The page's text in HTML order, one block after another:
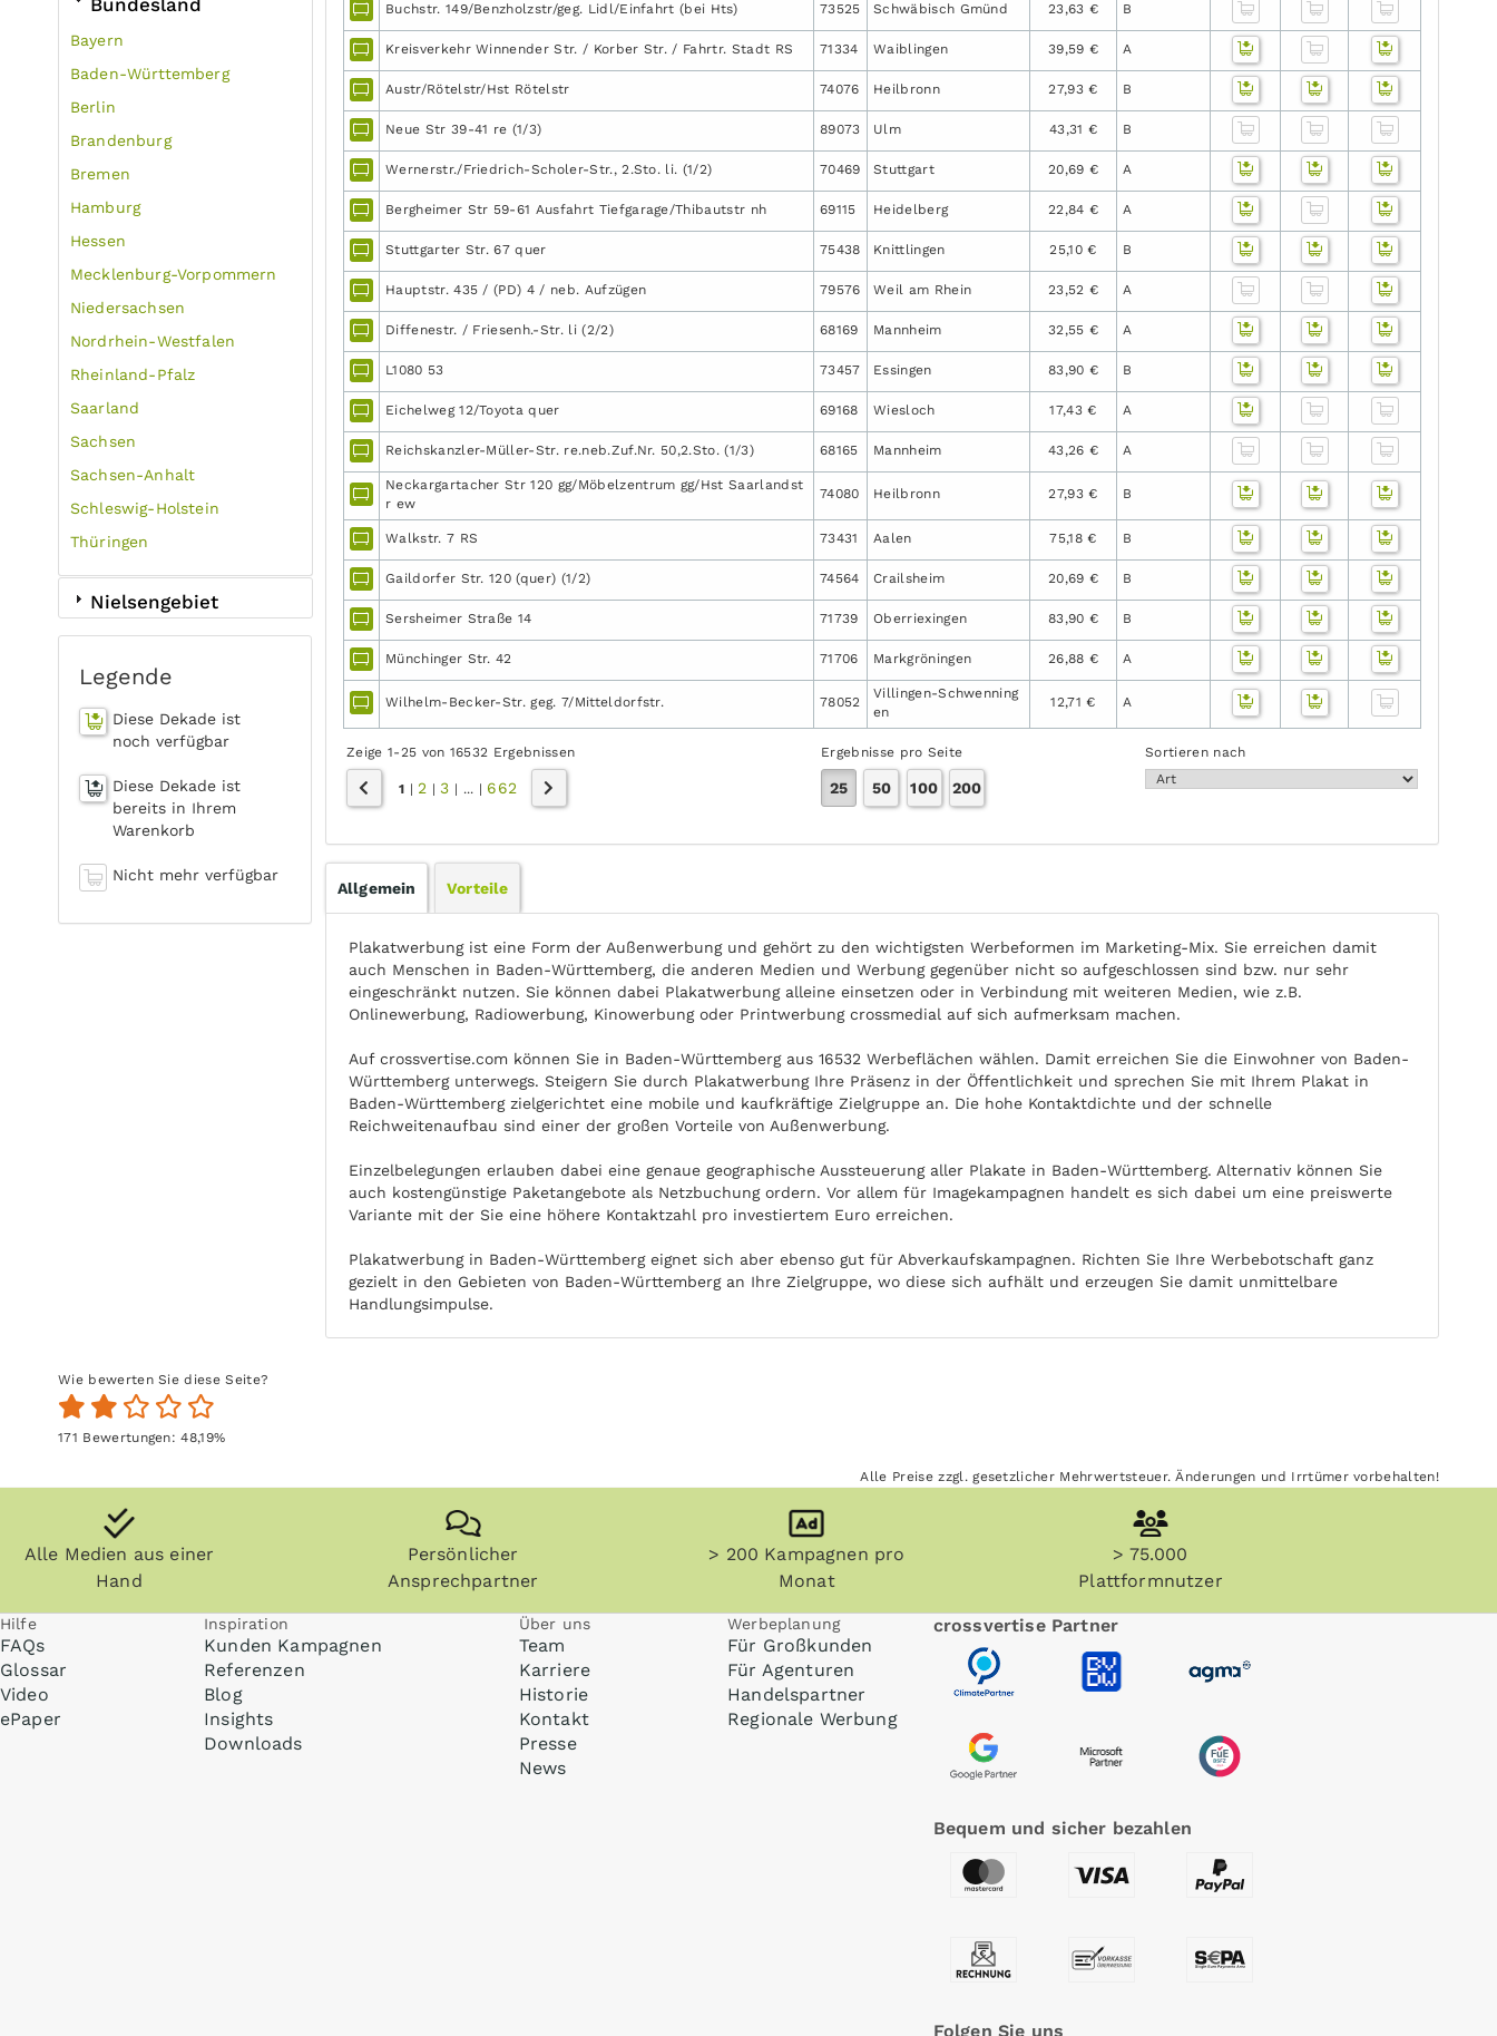
Bundesland
Bayern
Baden-Württemberg
Berlin
Brandenburg
Bremen
Hamburg
Hessen
Mecklenburg-Vorpommern
Niedersachsen
Nordrhein-Westfalen
Rheinland-Pfalz
Saarland
Sachsen
Sachsen-Anhalt
Schleswig-Holstein
Thüringen
Nielsengebiet
Legende
Diese Dekade ist
noch verfügbar
Diese Dekade ist
bereits in Ihrem
Warenkorb
Nicht mehr verfügbar
Buchstr. 149/Benzholzstr/geg. Lidl/Einfahrt (bei Hts) 73525 Schwäbisch Gmünd 23,63 € B
Kreisverkehr Winnender Str. / Korber Str. / Fahrtr. Stadt RS 71334 Waiblingen 39,59 € A
Austr/Rötelstr/Hst Rötelstr 74076 Heilbronn 27,93 € B
Neue Str 39-41 re (1/3) 89073 Ulm 43,31 € B
Wernerstr./Friedrich-Scholer-Str., 2.Sto. li. (1/2) 70469 Stuttgart 20,69 € A
Bergheimer Str 59-61 Ausfahrt Tiefgarage/Thibautstr nh 69115 Heidelberg 22,84 € A
Stuttgarter Str. 67 quer 75438 Knittlingen 25,10 € B
Hauptstr. 435 / (PD) 4 / neb. Aufzügen 79576 Weil am Rhein 23,52 € A
Diffenestr. / Friesenh.-Str. li (2/2) 68169 Mannheim 32,55 € A
L1080 53 73457 Essingen 83,90 € B
Eichelweg 12/Toyota quer 69168 Wiesloch 17,43 € A
Reichskanzler-Müller-Str. re.neb.Zuf.Nr. 50,2.Sto. (1/3) 68165 Mannheim 43,26 € A
Neckargartacher Str 120 gg/Möbelzentrum gg/Hst Saarlandst
r ew
74080 Heilbronn 27,93 € B
Walkstr. 7 RS 73431 Aalen 75,18 € B
Gaildorfer Str. 120 (quer) (1/2) 74564 Crailsheim 20,69 € B
Sersheimer Straße 14 71739 Oberriexingen 83,90 € B
Münchinger Str. 42 71706 Markgröningen 26,88 € A
Wilhelm-Becker-Str. geg. 7/Mitteldorfstr. 78052
Villingen-Schwenning
en
12,71 € A
Zeige 1-25 von 16532 Ergebnissen Ergebnisse pro Seite Sortieren nach
1 | 2 |3 | ... | 662 25 50 100 200
Allgemein Vorteile
Plakatwerbung ist eine Form der Außenwerbung und gehört zu den wichtigsten Werbeformen im Marketing-Mix. Sie erreichen damit
auch Menschen in Baden-Württemberg, die anderen Medien und Werbung gegenüber nicht so aufgeschlossen sind bzw. nur sehr
eingeschränkt nutzen. Sie können dabei Plakatwerbung alleine einsetzen oder in Verbindung mit weiteren Medien, wie z.B.
Onlinewerbung, Radiowerbung, Kinowerbung oder Printwerbung crossmedial auf sich aufmerksam machen.
Auf crossvertise.com können Sie in Baden-Württemberg aus 16532 Werbeflächen wählen. Damit erreichen Sie die Einwohner von Baden-
Württemberg unterwegs. Steigern Sie durch Plakatwerbung Ihre Präsenz in der Öffentlichkeit und sprechen Sie mit Ihrem Plakat in
Baden-Württemberg zielgerichtet eine mobile und kaufkräftige Zielgruppe an. Die hohe Kontaktdichte und der schnelle
Reichweitenaufbau sind einer der großen Vorteile von Außenwerbung.
Einzelbelegungen erlauben dabei eine genaue geographische Aussteuerung aller Plakate in Baden-Württemberg. Alternativ können Sie
auch kostengünstige Paketangebote als Netzbuchung ordern. Vor allem für Imagekampagnen handelt es sich dabei um eine preiswerte
Variante mit der Sie eine höhere Kontaktzahl pro investiertem Euro erreichen.
Plakatwerbung in Baden-Württemberg eignet sich aber ebenso gut für Abverkaufskampagnen. Richten Sie Ihre Werbebotschaft ganz
gezielt in den Gebieten von Baden-Württemberg an Ihre Zielgruppe, wo diese sich aufhält und erzeugen Sie damit unmittelbare
Handlungsimpulse.
Wie bewerten Sie diese Seite?
171 Bewertungen:48,19%
Alle Preise zzgl. gesetzlicher Mehrwertsteuer. Änderungen und Irrtümer vorbehalten!
Alle Medien aus einer
Hand
Persönlicher
Ansprechpartner
> 200 Kampagnen pro
Monat
> 75.000
Plattformnutzer
Hilfe
FAQs
Glossar
Video
ePaper
Inspiration
Kunden Kampagnen
Referenzen
Blog
Insights
Downloads
Über uns
Team
Karriere
Historie
Kontakt
Presse
News
Werbeplanung
Für Großkunden
Für Agenturen
Handelspartner
Regionale Werbung
crossvertise Partner
Bequem und sicher bezahlen
Folgen Sie uns